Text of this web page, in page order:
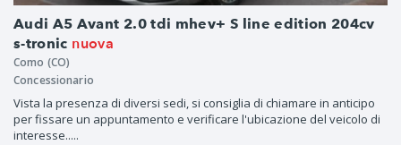
Audi A5 Avant 2.0 tdi mhev+ S line edition 204cv
s-tronic nuova
Como (CO)
Concessionario
Vista la presenza di diversi sedi, si consiglia di chiamare in anticipo
per fissare un appuntamento e verificare l'ubicazione del veicolo di
interesse.....